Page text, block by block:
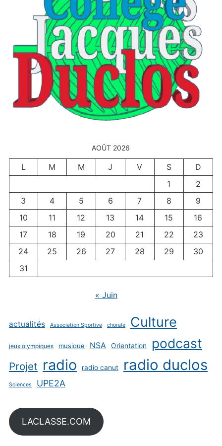
AOÛT 2026
L M M J V S
D
1
2
3
4 5 6 7 8
9
10
11 12 13 14 15
16
17
18 19 20 21 22
23
24
25 26 27 28 29
30
31
« Juin
actualités Association Sportive chorale Culture
jeux olympiques musique NSA Orientation podcast
Projet radio radio canut radio duclos
Sciences UPE2A
LACLASSE.COM